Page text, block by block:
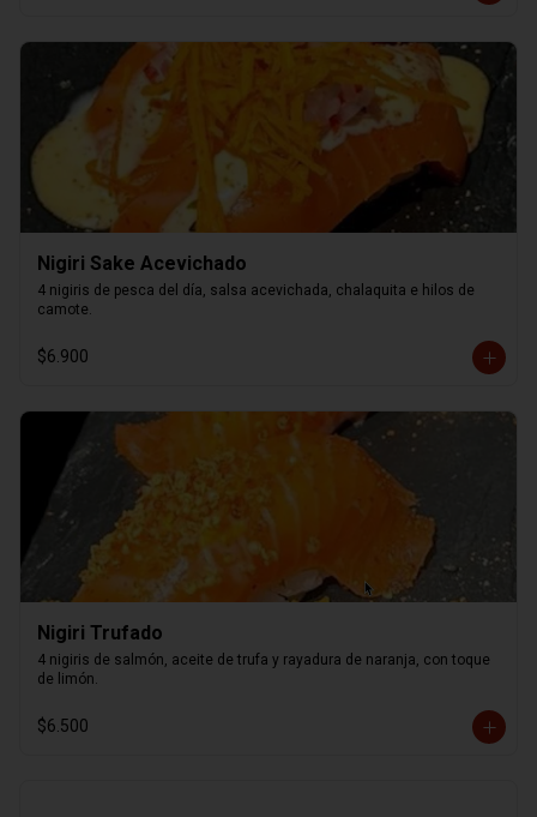
Nigiri Sake Acevichado
4 nigiris de pesca del día, salsa acevichada, chalaquita e hilos de
camote.
$6.900
Nigiri Trufado
4 nigiris de salmón, aceite de trufa y rayadura de naranja, con toque
de limón.
$6.500